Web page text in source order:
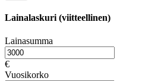
Lainalaskuri (viitteellinen)
Lainasumma
€
Vuosikorko